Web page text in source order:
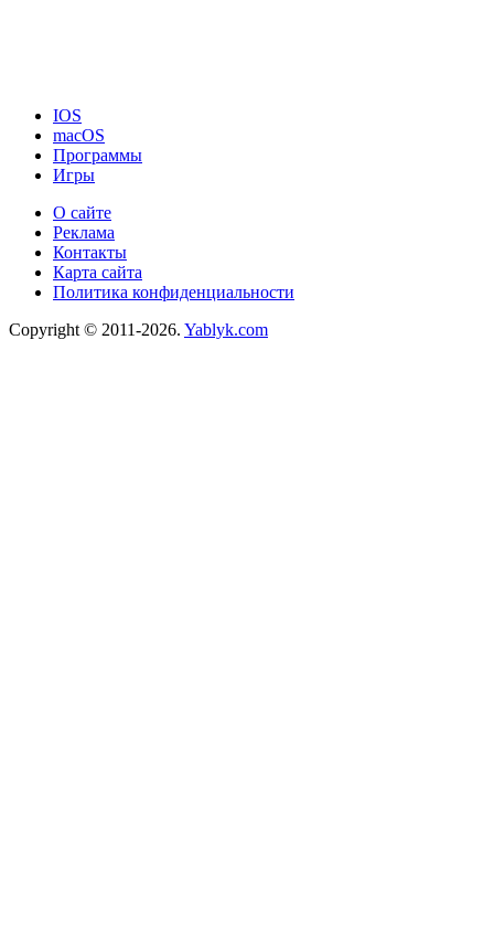
IOS
macOS
Программы
Игры
О сайте
Реклама
Контакты
Карта сайта
Политика конфиденциальности
Copyright © 2011-2026. Yablyk.сom